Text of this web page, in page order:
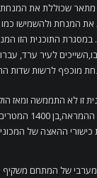
מתאר שכוללת את המנחת
את המנחת ולהשמישו
במסגרת התוכנית הזו
לעיר ערד,
מוכפף לרשות שדות
זו לא התממשה ומאז
ומסלול
כישורי ההאצה של
של המתחם משקיף